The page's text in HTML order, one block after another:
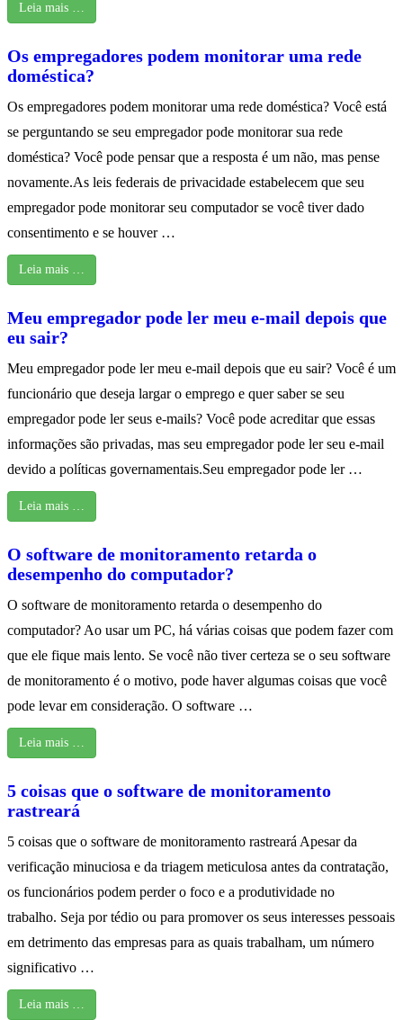
Leia mais …
Os empregadores podem monitorar uma rede
doméstica?
Os empregadores podem monitorar uma rede doméstica? Você está
se perguntando se seu empregador pode monitorar sua rede
doméstica? Você pode pensar que a resposta é um não, mas pense
novamente.As leis federais de privacidade estabelecem que seu
empregador pode monitorar seu computador se você tiver dado
consentimento e se houver …
Leia mais …
Meu empregador pode ler meu e-mail depois que
eu sair?
Meu empregador pode ler meu e-mail depois que eu sair? Você é um
funcionário que deseja largar o emprego e quer saber se seu
empregador pode ler seus e-mails? Você pode acreditar que essas
informações são privadas, mas seu empregador pode ler seu e-mail
devido a políticas governamentais.Seu empregador pode ler …
Leia mais …
O software de monitoramento retarda o
desempenho do computador?
O software de monitoramento retarda o desempenho do
computador? Ao usar um PC, há várias coisas que podem fazer com
que ele fique mais lento. Se você não tiver certeza se o seu software
de monitoramento é o motivo, pode haver algumas coisas que você
pode levar em consideração. O software …
Leia mais …
5 coisas que o software de monitoramento
rastreará
5 coisas que o software de monitoramento rastreará Apesar da
verificação minuciosa e da triagem meticulosa antes da contratação,
os funcionários podem perder o foco e a produtividade no
trabalho. Seja por tédio ou para promover os seus interesses pessoais
em detrimento das empresas para as quais trabalham, um número
significativo …
Leia mais …